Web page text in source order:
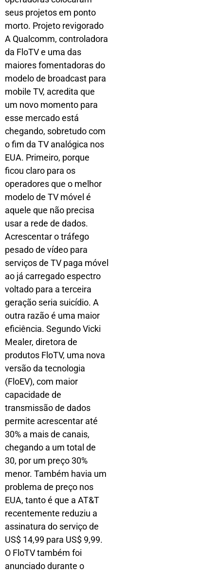
seus projetos em ponto
morto. Projeto revigorado
A Qualcomm, controladora
da FloTV e uma das
maiores fomentadoras do
modelo de broadcast para
mobile TV, acredita que
um novo momento para
esse mercado está
chegando, sobretudo com
o fim da TV analógica nos
EUA. Primeiro, porque
ficou claro para os
operadores que o melhor
modelo de TV móvel é
aquele que não precisa
usar a rede de dados.
Acrescentar o tráfego
pesado de vídeo para
serviços de TV paga móvel
ao já carregado espectro
voltado para a terceira
geração seria suicídio. A
outra razão é uma maior
eficiência. Segundo Vicki
Mealer, diretora de
produtos FloTV, uma nova
versão da tecnologia
(FloEV), com maior
capacidade de
transmissão de dados
permite acrescentar até
30% a mais de canais,
chegando a um total de
30, por um preço 30%
menor. Também havia um
problema de preço nos
EUA, tanto é que a AT&T
recentemente reduziu a
assinatura do serviço de
US$ 14,99 para US$ 9,99.
O FloTV também foi
anunciado durante o